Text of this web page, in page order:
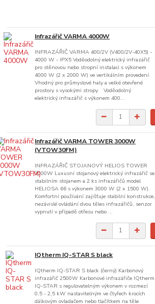
Infrazářič VARMA 4000W
INFRAZÁŘIČ VARMA 400/2V (V400/2V-40X5) -
4000 W - IPX5 Voděodolný elektrický infrazářič
pro stěnovou nebo stropní instalaci s výkonem
4000 W (2 x 2000 W) ve vertikálním provedení.
Vhodný pro průmyslové haly a velké otevřené
prostory s vysokými stropy. Voděodolný
elektrický infrazářič s výkonem 400...
Infrazářič VARMA TOWER 3000W
(VTOW30FM)
INFRAZÁŘIČ STOJANOVÝ HELIOS TOWER
3000W Luxusní stojanový elektrický infrazářič se
stabilním stojanem a 2 ks infrazářičů model
HELIOSA 66 s výkonem 3000 W (2 x 1500 W).
Komfortní používání zajišťuje stabilní konstrukce,
nezávislé ovládání dvou těles infrazářičů, senzor
vypnutí v případě otřesu nebo ...
IQtherm IQ-STAR S black
IQtherm IQ-STAR S black (černý) Karbonový
infrazářič 2500W Karbonové infrazářiče IQtherm
IQ-STAR s regulovatelným výkonem v rozmezí
0,5 - 2,5 kW nastavitelným ve čtyřech krocích
dálkovým ovladačem nebo tlačítkem na těle